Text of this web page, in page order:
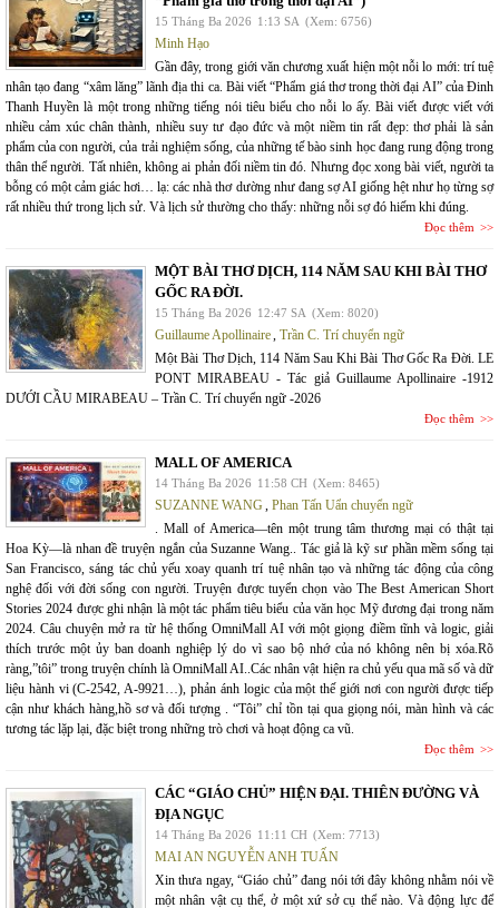
15 Tháng Ba 2026 1:13 SA (Xem: 6756)
Minh Hạo
Gần đây, trong giới văn chương xuất hiện một nỗi lo mới: trí tuệ
nhân tạo đang “xâm lăng” lãnh địa thi ca. Bài viết “Phẩm giá thơ trong thời đại AI” của Đinh
Thanh Huyền là một trong những tiếng nói tiêu biểu cho nỗi lo ấy. Bài viết được viết với
nhiều cảm xúc chân thành, nhiều suy tư đạo đức và một niềm tin rất đẹp: thơ phải là sản
phẩm của con người, của trải nghiệm sống, của những tế bào sinh học đang rung động trong
thân thể người. Tất nhiên, không ai phản đối niềm tin đó. Nhưng đọc xong bài viết, người ta
bỗng có một cảm giác hơi… lạ: các nhà thơ dường như đang sợ AI giống hệt như họ từng sợ
rất nhiều thứ trong lịch sử. Và lịch sử thường cho thấy: những nỗi sợ đó hiếm khi đúng.
Đọc thêm
MỘT BÀI THƠ DỊCH, 114 NĂM SAU KHI BÀI THƠ
GỐC RA ĐỜI.
15 Tháng Ba 2026 12:47 SA (Xem: 8020)
Guillaume Apollinaire, Trần C. Trí chuyển ngữ
Một Bài Thơ Dịch, 114 Năm Sau Khi Bài Thơ Gốc Ra Đời. LE
PONT MIRABEAU - Tác giả Guillaume Apollinaire -1912
DƯỚI CẦU MIRABEAU – Trần C. Trí chuyển ngữ -2026
Đọc thêm
MALL OF AMERICA
14 Tháng Ba 2026 11:58 CH (Xem: 8465)
SUZANNE WANG, Phan Tấn Uẩn chuyển ngữ
. Mall of America—tên một trung tâm thương mại có thật tại
Hoa Kỳ—là nhan đề truyện ngắn của Suzanne Wang.. Tác giả là kỹ sư phần mềm sống tại
San Francisco, sáng tác chủ yếu xoay quanh trí tuệ nhân tạo và những tác động của công
nghệ đối với đời sống con người. Truyện được tuyển chọn vào The Best American Short
Stories 2024 được ghi nhận là một tác phẩm tiêu biểu của văn học Mỹ đương đại trong năm
2024. Câu chuyện mở ra từ hệ thống OmniMall AI với một giọng điềm tĩnh và logic, giải
thích trước một ủy ban doanh nghiệp lý do vì sao bộ nhớ của nó không nên bị xóa.Rõ
ràng,”tôi” trong truyện chính là OmniMall AI..Các nhân vật hiện ra chủ yếu qua mã số và dữ
liệu hành vi (C-2542, A-9921…), phản ánh logic của một thế giới nơi con người được tiếp
cận như khách hàng,hồ sơ và đối tượng . “Tôi” chỉ tồn tại qua giọng nói, màn hình và các
tương tác lặp lại, đặc biệt trong những trò chơi và hoạt động ca vũ.
Đọc thêm
CÁC “GIÁO CHỦ” HIỆN ĐẠI. THIÊN ĐƯỜNG VÀ
ĐỊA NGỤC
14 Tháng Ba 2026 11:11 CH (Xem: 7713)
MAI AN NGUYỄN ANH TUẤN
Xin thưa ngay, “Giáo chủ” đang nói tới đây không nhằm nói về
một nhân vật cụ thể, ở một xứ sở cụ thể nào. Và động lực để